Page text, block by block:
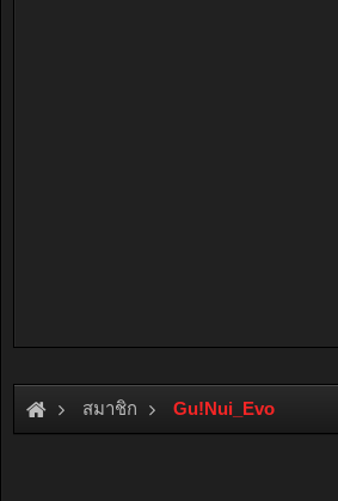
สมาชิก Gu!Nui_Evo